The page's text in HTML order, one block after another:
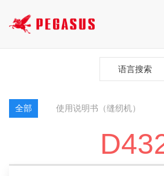
语言搜索
全部 使用说明书（缝纫机）